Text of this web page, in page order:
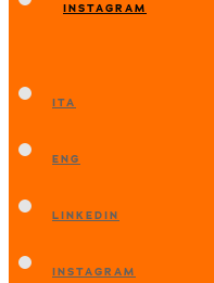
INSTAGRAM
ITA
ENG
LINKEDIN
INSTAGRAM